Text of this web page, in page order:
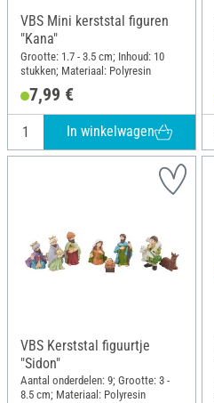
VBS Mini kerststal figuren
"Kana"
Grootte: 1.7 - 3.5 cm; Inhoud: 10
stukken; Materiaal: Polyresin
7,99 €
In winkelwagen
VBS Kerststal figuurtje
"Sidon"
Aantal onderdelen: 9; Grootte: 3 -
8.5 cm; Materiaal: Polyresin